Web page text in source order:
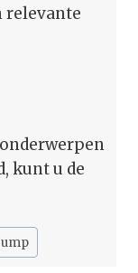
relevante
kunt u de